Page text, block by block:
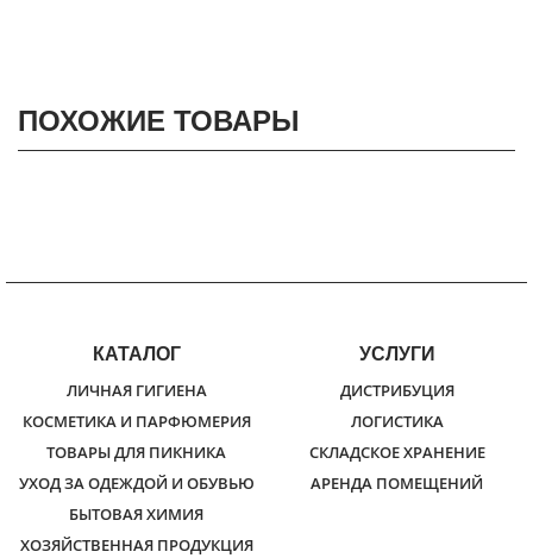
ПОХОЖИЕ ТОВАРЫ
КАТАЛОГ
ЛИЧНАЯ ГИГИЕНА
КОСМЕТИКА И ПАРФЮМЕРИЯ
ТОВАРЫ ДЛЯ ПИКНИКА
УХОД ЗА ОДЕЖДОЙ И ОБУВЬЮ
БЫТОВАЯ ХИМИЯ
ХОЗЯЙСТВЕННАЯ ПРОДУКЦИЯ
УСЛУГИ
ДИСТРИБУЦИЯ
ЛОГИСТИКА
СКЛАДСКОЕ ХРАНЕНИЕ
АРЕНДА ПОМЕЩЕНИЙ